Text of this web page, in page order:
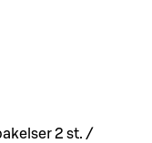
2 st. /